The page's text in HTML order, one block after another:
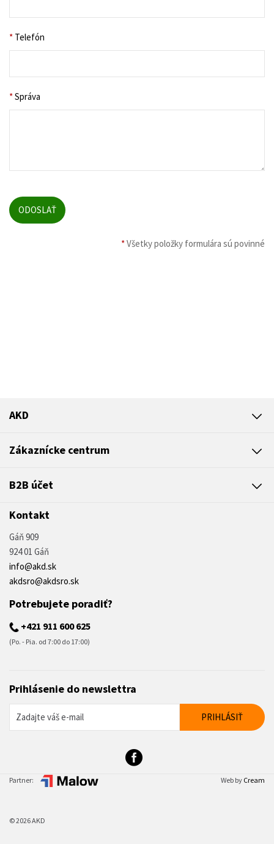
* Telefón
*Správa
*Všetky položky formulára sú povinné
AKD
Zákaznícke centrum
B2B účet
Kontakt
Gáň 909
924 01 Gáň
info@akd.sk
akdsro@akdsro.sk
Potrebujete poradiť?
+421 911 600 625
(Po. - Pia. od 7:00 do 17:00)
Prihlásenie do newslettra
Partner: Web by Cream
© 2026 AKD